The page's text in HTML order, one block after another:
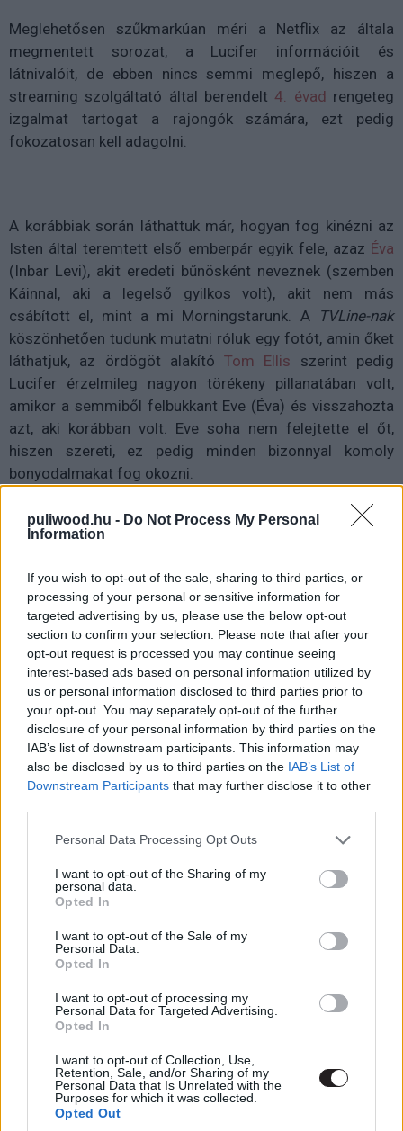
puliwood.hu - Do Not Process My Personal
Information
If you wish to opt-out of the sale, sharing to third parties, or
processing of your personal or sensitive information for
targeted advertising by us, please use the below opt-out
section to confirm your selection. Please note that after your
opt-out request is processed you may continue seeing
interest-based ads based on personal information utilized by
us or personal information disclosed to third parties prior to
your opt-out. You may separately opt-out of the further
disclosure of your personal information by third parties on the
IAB’s list of downstream participants. This information may
also be disclosed by us to third parties on the IAB’s List of
Downstream Participants that may further disclose it to other
Please note that this website/app uses one or more Google
not limited to your visit or usage behaviour. You may click to
grant or deny consent to Google and its third-party tags to
use your data for below specified purposes in below Google
consent section.
Personal Data Processing Opt Outs
I want to opt-out of the Sharing of my
personal data.
Opted In
I want to opt-out of the Sale of my
Personal Data.
Opted In
I want to opt-out of processing my
Personal Data for Targeted Advertising.
Opted In
I want to opt-out of Collection, Use,
Retention, Sale, and/or Sharing of my
Personal Data that Is Unrelated with the
Purposes for which it was collected.
Opted Out
Meglehetősen szűkmarkúan méri a Netflix az általa
megmentett sorozat, a Lucifer információit és
látnivalóit, de ebben nincs semmi meglepő, hiszen a
streaming szolgáltató által berendelt 4. évad rengeteg
izgalmat tartogat a rajongók számára, ezt pedig
fokozatosan kell adagolni.
A korábbiak során láthattuk már, hogyan fog kinézni az
Isten által teremtett első emberpár egyik fele, azaz Éva
(Inbar Levi), akit eredeti bűnösként neveznek (szemben
Káinnal, aki a legelső gyilkos volt), akit nem más
csábított el, mint a mi Morningstarunk. A
TVLine-nak
köszönhetően tudunk mutatni róluk egy fotót, amin őket
láthatjuk, az ördögöt alakítóTom Ellis szerint pedig
Lucifer érzelmileg nagyon törékeny pillanatában volt,
amikor a semmiből felbukkant Eve (Éva) és visszahozta
azt, aki korábban volt. Eve soha nem felejtette el őt,
hiszen szereti, ez pedig minden bizonnyal komoly
bonyodalmakat fog okozni.
A Lucifer három meglévő évada nézhető a Hulun és ez
egészen addig így lesz, amíg az új szezon előtt át nem
vándorolnak a Netflixre, valamikor 2019-ben.
#graham mctavish
#vinessa vidotto
Pár rajongó újraforgatta a
Marvel Kapitány előzetesét